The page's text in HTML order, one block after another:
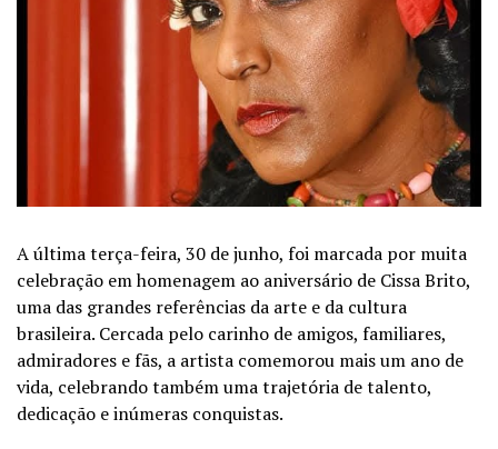
A última terça-feira, 30 de junho, foi marcada por muita
celebração em homenagem ao aniversário de Cissa Brito,
uma das grandes referências da arte e da cultura
brasileira. Cercada pelo carinho de amigos, familiares,
admiradores e fãs, a artista comemorou mais um ano de
vida, celebrando também uma trajetória de talento,
dedicação e inúmeras conquistas.